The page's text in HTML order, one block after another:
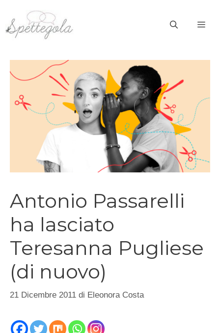
contenuto
Antonio Passarelli
ha lasciato
Teresanna Pugliese
(di nuovo)
21 Dicembre 2011 di Eleonora Costa